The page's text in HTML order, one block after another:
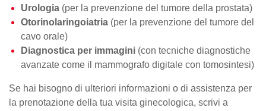
Urologia (per la prevenzione del tumore della prostata)
Otorinolaringoiatria (per la prevenzione del tumore del
cavo orale)
Diagnostica per immagini (con tecniche diagnostiche
avanzate come il mammografo digitale con tomosintesi)
Se hai bisogno di ulteriori informazioni o di assistenza per
la prenotazione della tua visita ginecologica, scrivi a